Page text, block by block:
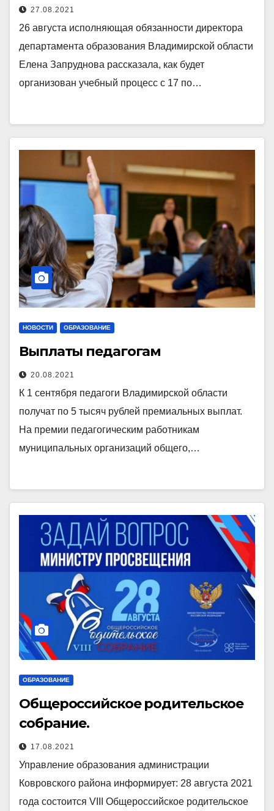
27.08.2021
26 августа исполняющая обязанности директора
департамента образования Владимирской области
Елена Запруднова рассказала, как будет
организован учебный процесс с 17 по…
НОВОСТИ ОБРАЗОВАНИЕ
Выплаты педагогам
20.08.2021
К 1 сентября педагоги Владимирской области
получат по 5 тысяч рублей премиальных выплат.
На премии педагогическим работникам
муниципальных организаций общего,…
ОБРАЗОВАНИЕ
Общероссийское родительское
собрание.
17.08.2021
Управление образования администрации
Ковровского района информирует: 28 августа 2021
года состоится VIII Общероссийское родительское